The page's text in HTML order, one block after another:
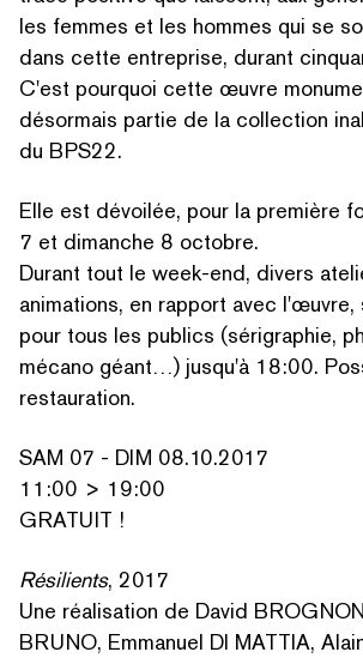
RECHERCHER PAR
les femmes et les hommes qui se
dans cette entreprise, durant
C'est pourquoi cette œuvre
désormais partie de la collection
du BPS22.
Elle est dévoilée, pour la première
7 et dimanche 8 octobre.
Durant tout le week-end, divers
animations, en rapport avec
pour tous les publics (sérigraphie,
mécano géant…) jusqu'à 18:00.
restauration.
SAM 07 - DIM 08.10.2017
11:00 > 19:00
GRATUIT !
Résilients, 2017
Une réalisation de David
BRUNO, Emmanuel DI MATTIA,